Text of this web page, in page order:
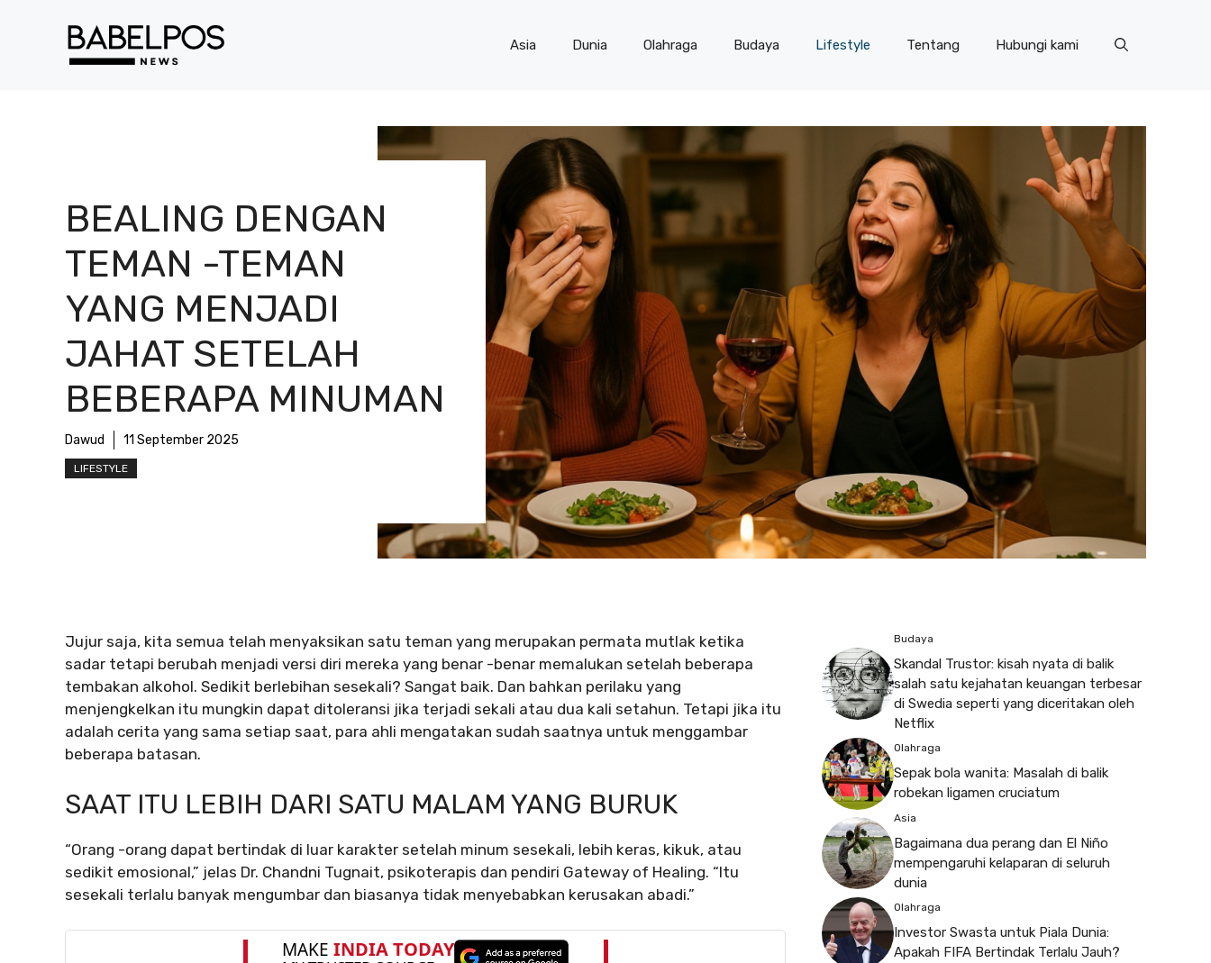
Asia Dunia Olahraga Budaya Lifestyle Tentang Hubungi kami
⁠BEALING DENGAN
TEMAN -TEMAN
YANG MENJADI
JAHAT SETELAH
BEBERAPA MINUMAN
Dawud 11 September 2025
LIFESTYLE
Jujur saja, kita semua telah menyaksikan satu teman yang merupakan permata mutlak ketika
sadar tetapi berubah menjadi versi diri mereka yang benar -benar memalukan setelah beberapa
tembakan alkohol. Sedikit berlebihan sesekali? Sangat baik. Dan bahkan perilaku yang
menjengkelkan itu mungkin dapat ditoleransi jika terjadi sekali atau dua kali setahun. Tetapi jika itu
adalah cerita yang sama setiap saat, para ahli mengatakan sudah saatnya untuk menggambar
beberapa batasan.
SAAT ITU LEBIH DARI SATU MALAM YANG BURUK
“Orang -orang dapat bertindak di luar karakter setelah minum sesekali, lebih keras, kikuk, atau
sedikit emosional,” jelas Dr. Chandni Tugnait, psikoterapis dan pendiri Gateway of Healing. “Itu
sesekali terlalu banyak mengumbar dan biasanya tidak menyebabkan kerusakan abadi.”
Budaya
Skandal Trustor: kisah nyata di balik
salah satu kejahatan keuangan terbesar
di Swedia seperti yang diceritakan oleh
Netflix
Olahraga
Sepak bola wanita: Masalah di balik
robekan ligamen cruciatum
Asia
Bagaimana dua perang dan El Niño
mempengaruhi kelaparan di seluruh
dunia
Olahraga
Investor Swasta untuk Piala Dunia:
Apakah FIFA Bertindak Terlalu Jauh?